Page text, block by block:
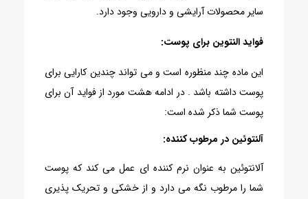
سایر محصولات آرایشی و دارویی وجود دارد.
فواید النتوین برای پوست:
این ماده چند منظوره است و می تواند چندین کارایی برای
پوست داشته باشد . در ادامه هشت مورد از فواید آن برای
پوست شما ذکر شده است:
آلنتوئین در مرطوب کننده:
آلانتوئین به عنوان نرم کننده ای عمل می کند که پوست
شما را مرطوب نگه می دارد و از خشکی و تحریک پذیری